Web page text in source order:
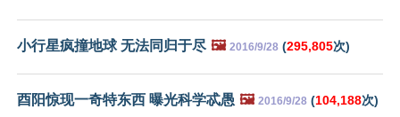
小行星疯撞地球 无法同归于尽 🖼️ 2016/9/28 (295,805次)
酉阳惊现一奇特东西 曝光科学忒愚 🖼️ 2016/9/28 (104,188次)